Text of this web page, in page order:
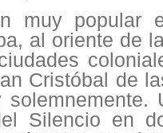
muy popular
al oriente de
Cristóbal de
Silencio en